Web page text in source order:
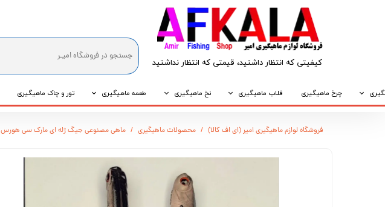
کیفیتی که انتظار داشتید، قیمتی که انتظار نداشتید​​​​​​​
چرخ ماهیگیری قلاب ماهیگیری نخ ماهیگیری طعمه ماهیگیری تور و چاک ماهیگیری
فروشگاه لوازم ماهیگیری امیر (ای اف کالا) محصولات ماهیگیری ماهی مصنوعی جیگ ژله ای مارک سی هورس 13 سانتی متر 9 گرم